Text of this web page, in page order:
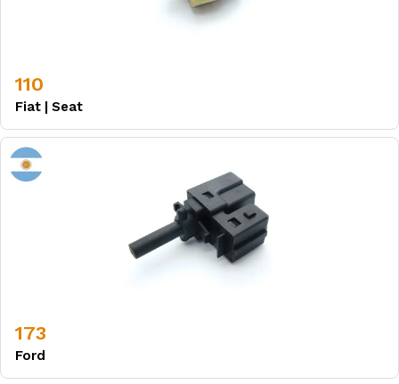
110
Fiat | Seat
173
Ford